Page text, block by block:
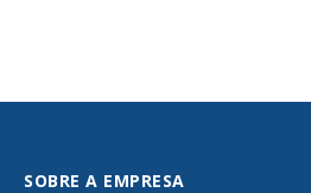
SOBRE A EMPRESA